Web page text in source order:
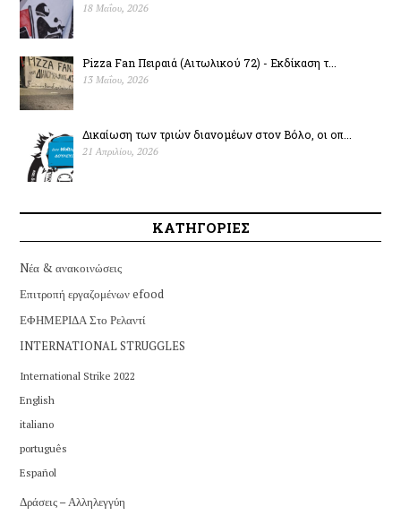
18 Μαΐου, 2026
Pizza Fan Πειραιά (Αιτωλικού 72) - Εκδίκαση τ...
13 Μαΐου, 2026
Δικαίωση των τριών διανομέων στον Βόλο, οι οπ...
21 Απριλίου, 2026
ΚΑΤΗΓΟΡΙΕΣ
Nέα & ανακοινώσεις
Επιτροπή εργαζομένων efood
ΕΦΗΜΕΡΙΔΑ Στο Ρελαντί
INTERNATIONAL STRUGGLES
International Strike 2022
English
italiano
português
Español
Δράσεις – Αλληλεγγύη